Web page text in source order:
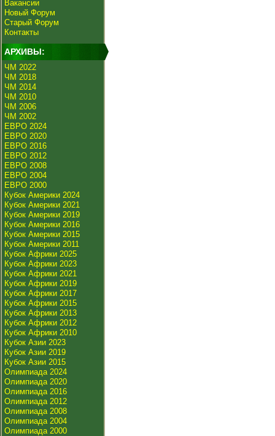
Вакансии
Новый Форум
Старый Форум
Контакты
АРХИВЫ:
ЧМ 2022
ЧМ 2018
ЧМ 2014
ЧМ 2010
ЧМ 2006
ЧМ 2002
ЕВРО 2024
ЕВРО 2020
ЕВРО 2016
ЕВРО 2012
ЕВРО 2008
ЕВРО 2004
ЕВРО 2000
Кубок Америки 2024
Кубок Америки 2021
Кубок Америки 2019
Кубок Америки 2016
Кубок Америки 2015
Кубок Америки 2011
Кубок Африки 2025
Кубок Африки 2023
Кубок Африки 2021
Кубок Африки 2019
Кубок Африки 2017
Кубок Африки 2015
Кубок Африки 2013
Кубок Африки 2012
Кубок Африки 2010
Кубок Азии 2023
Кубок Азии 2019
Кубок Азии 2015
Олимпиада 2024
Олимпиада 2020
Олимпиада 2016
Олимпиада 2012
Олимпиада 2008
Олимпиада 2004
Олимпиада 2000